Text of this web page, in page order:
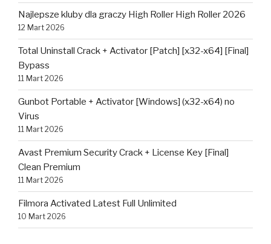
Najlepsze kluby dla graczy High Roller High Roller 2026
12 Mart 2026
Total Uninstall Crack + Activator [Patch] [x32-x64] [Final]
Bypass
11 Mart 2026
Gunbot Portable + Activator [Windows] (x32-x64) no
Virus
11 Mart 2026
Avast Premium Security Crack + License Key [Final]
Clean Premium
11 Mart 2026
Filmora Activated Latest Full Unlimited
10 Mart 2026